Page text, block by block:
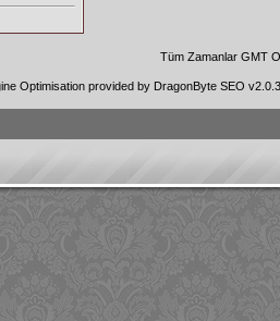
Tüm Zamanlar GMT
Optimisation provided by DragonByte SEO